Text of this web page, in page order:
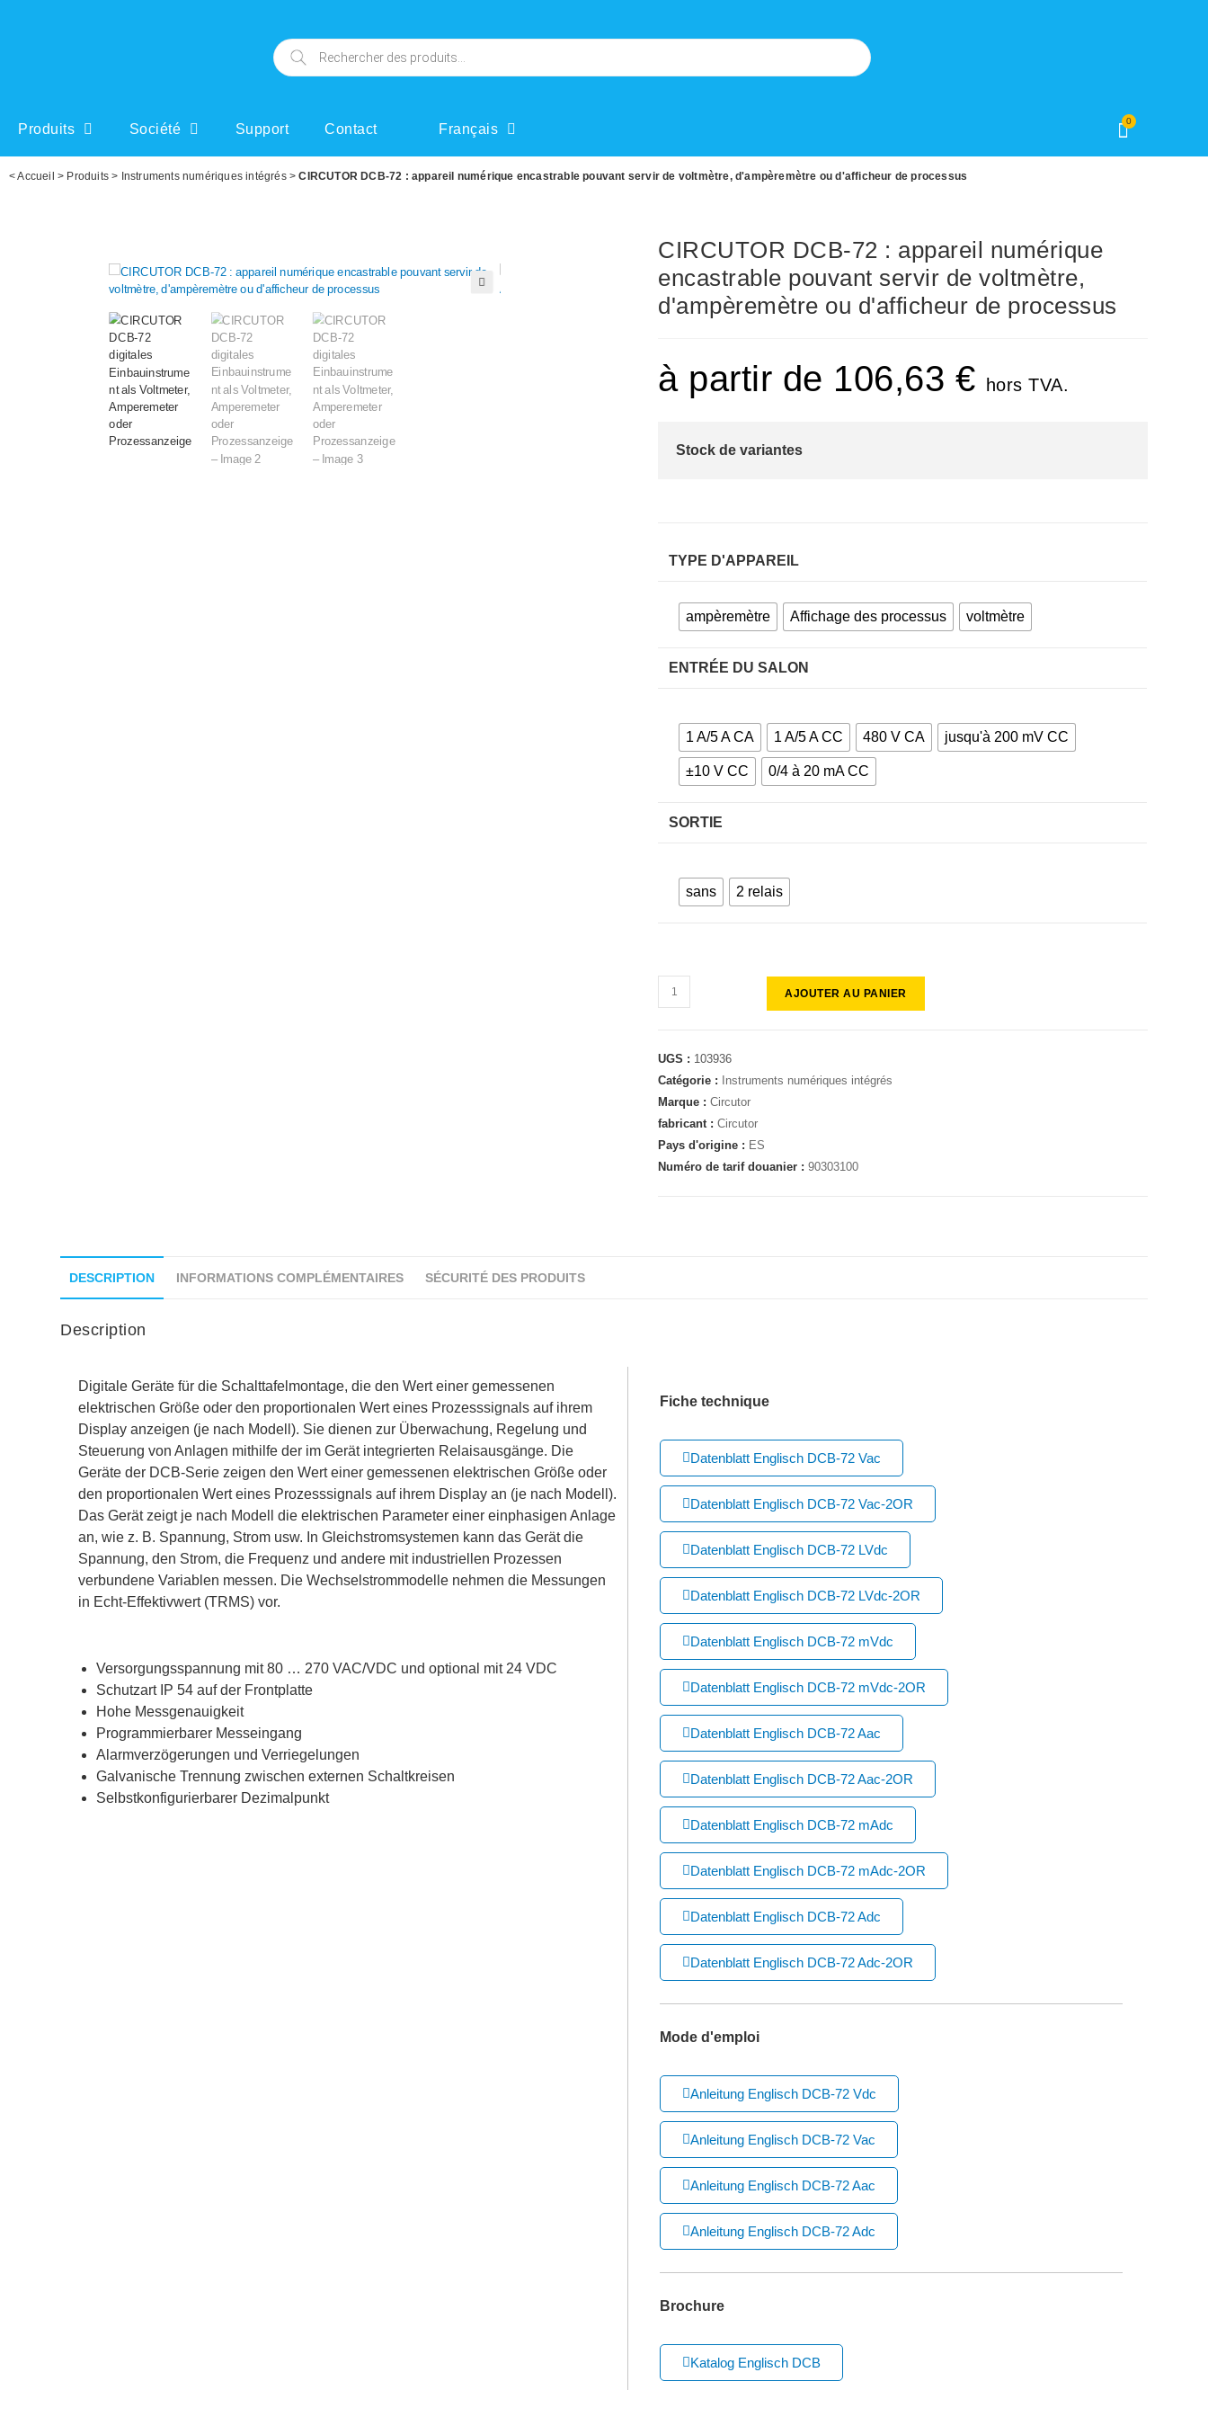
Produits Société Support Contact Français
0
<Accueil > Produits > Instruments numériques intégrés>CIRCUTOR DCB-72 : appareil numérique encastrable pouvant servir de voltmètre, d'ampèremètre ou d'afficheur de processus
CIRCUTOR DCB-72 : appareil numérique
encastrable pouvant servir de voltmètre,
d'ampèremètre ou d'afficheur de processus
à partir de 106,63 € hors TVA.
Stock de variantes
TYPE D'APPAREIL
ampèremètre Affichage des processus voltmètre
ENTRÉE DU SALON
1 A/5 A CA 1 A/5 A CC 480 V CA jusqu'à 200 mV CC
±10 V CC 0/4 à 20 mA CC
SORTIE
sans 2 relais
AJOUTER AU PANIER
UGS : 103936
Catégorie :
Instruments numériques intégrés
Marque :Circutor
fabricant :Circutor
Pays d'origine : ES
Numéro de tarif douanier :90303100
DESCRIPTION INFORMATIONS COMPLÉMENTAIRES SÉCURITÉ DES PRODUITS
Description
Digitale Geräte für die Schalttafelmontage, die den Wert einer gemessenen
elektrischen Größe oder den proportionalen Wert eines Prozesssignals auf ihrem
Display anzeigen (je nach Modell). Sie dienen zur Überwachung, Regelung und
Steuerung von Anlagen mithilfe der im Gerät integrierten Relaisausgänge. Die
Geräte der DCB-Serie zeigen den Wert einer gemessenen elektrischen Größe oder
den proportionalen Wert eines Prozesssignals auf ihrem Display an (je nach Modell).
Das Gerät zeigt je nach Modell die elektrischen Parameter einer einphasigen Anlage
an, wie z. B. Spannung, Strom usw. In Gleichstromsystemen kann das Gerät die
Spannung, den Strom, die Frequenz und andere mit industriellen Prozessen
verbundene Variablen messen. Die Wechselstrommodelle nehmen die Messungen
in Echt-Effektivwert (TRMS) vor.
Versorgungsspannung mit 80 … 270 VAC/VDC und optional mit 24 VDC
Schutzart IP 54 auf der Frontplatte
Hohe Messgenauigkeit
Programmierbarer Messeingang
Alarmverzögerungen und Verriegelungen
Galvanische Trennung zwischen externen Schaltkreisen
Selbstkonfigurierbarer Dezimalpunkt
Fiche technique
Datenblatt Englisch DCB-72 Vac
Datenblatt Englisch DCB-72 Vac-2OR
Datenblatt Englisch DCB-72 LVdc
Datenblatt Englisch DCB-72 LVdc-2OR
Datenblatt Englisch DCB-72 mVdc
Datenblatt Englisch DCB-72 mVdc-2OR
Datenblatt Englisch DCB-72 Aac
Datenblatt Englisch DCB-72 Aac-2OR
Datenblatt Englisch DCB-72 mAdc
Datenblatt Englisch DCB-72 mAdc-2OR
Datenblatt Englisch DCB-72 Adc
Datenblatt Englisch DCB-72 Adc-2OR
Mode d'emploi
Anleitung Englisch DCB-72 Vdc
Anleitung Englisch DCB-72 Vac
Anleitung Englisch DCB-72 Aac
Anleitung Englisch DCB-72 Adc
Brochure
Katalog Englisch DCB